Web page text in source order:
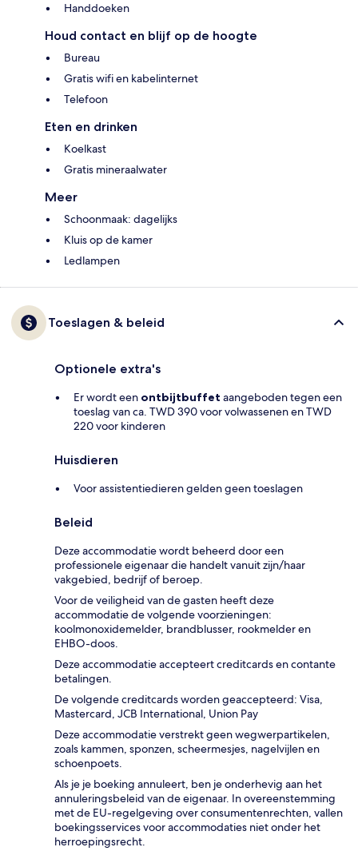
Handdoeken
Houd contact en blijf op de hoogte
Bureau
Gratis wifi en kabelinternet
Telefoon
Eten en drinken
Koelkast
Gratis mineraalwater
Meer
Schoonmaak: dagelijks
Kluis op de kamer
Ledlampen
Toeslagen & beleid
Optionele extra's
Er wordt een ontbijtbuffet aangeboden tegen een
toeslag van ca. TWD 390 voor volwassenen en TWD
220 voor kinderen
Huisdieren
Voor assistentiedieren gelden geen toeslagen
Beleid
Deze accommodatie wordt beheerd door een
professionele eigenaar die handelt vanuit zijn/haar
vakgebied, bedrijf of beroep.
Voor de veiligheid van de gasten heeft deze
accommodatie de volgende voorzieningen:
koolmonoxidemelder, brandblusser, rookmelder en
EHBO-doos.
Deze accommodatie accepteert creditcards en contante
betalingen.
De volgende creditcards worden geaccepteerd: Visa,
Mastercard, JCB International, Union Pay
Deze accommodatie verstrekt geen wegwerpartikelen,
zoals kammen, sponzen, scheermesjes, nagelvijlen en
schoenpoets.
Als je je boeking annuleert, ben je onderhevig aan het
annuleringsbeleid van de eigenaar. In overeenstemming
met de EU-regelgeving over consumentenrechten, vallen
boekingsservices voor accommodaties niet onder het
herroepingsrecht.